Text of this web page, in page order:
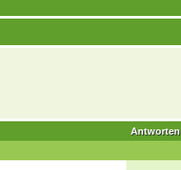
Antworten